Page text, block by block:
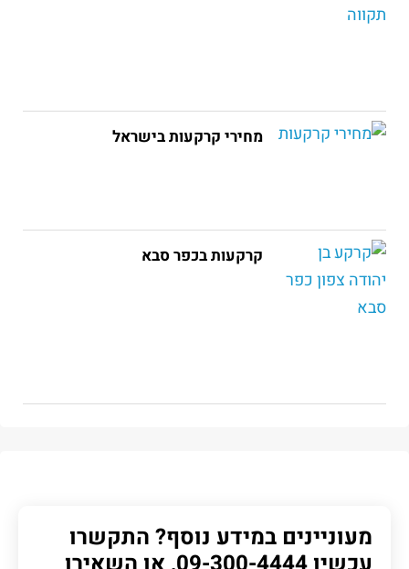
מחירי קרקעות בישראל
קרקעות בכפר סבא
מעוניינים במידע נוסף? התקשרו